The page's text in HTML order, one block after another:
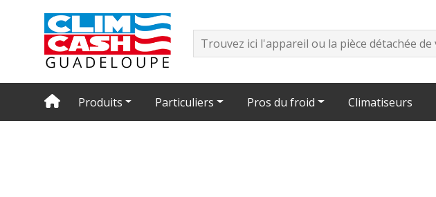
Produits Particuliers Pros du froid Climatiseurs